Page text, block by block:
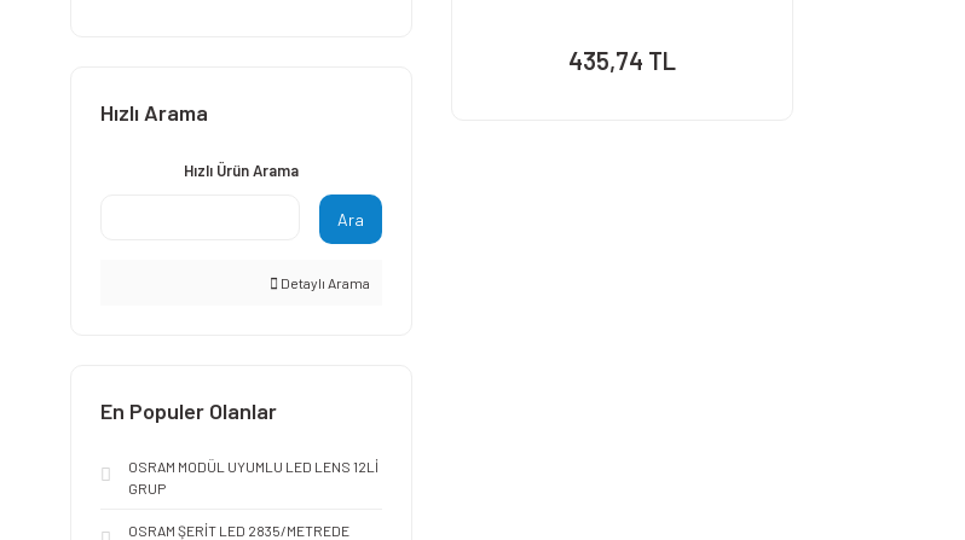
Hızlı Arama
Hızlı Ürün Arama
Ara
Detaylı Arama
En Populer Olanlar
OSRAM MODÜL UYUMLU LED LENS 12Lİ
GRUP
OSRAM ŞERİT LED 2835/METREDE
435,74 TL